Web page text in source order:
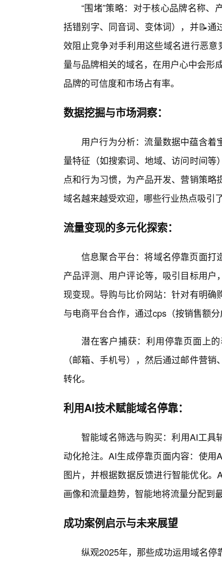
“围堵”策略：对于核心品牌名称
括错别字、同音词、变体词），并📝
效阻止竞争对手利用这些域名进行恶
量与品牌相关的域名，在用户心中会形
品牌的可信度和市场占有率。
数据挖掘与市场洞察：
用户行为分析：流量数据中蕴含
量特征（如搜索词、地域、访问时间
点和行为习惯，为产品开发、营销策
域名越来越受欢迎，哪些行业热点吸引
流量变现的多元化探索：
信息聚合平台：将域名停靠页面打
产品评测、用户评论等，吸引目标用
现变现。导购与比价网站：针对有明
与电商平台合作，通过cps（按销售额
潜在客户捕获：利用停靠页面上
（邮箱、手机号），然后通过邮件营
转化。
利用AI技术赋能域名停靠：
智能域名筛选与购买：利用AI工具
动化抢注。AI生成停靠页面内容：使
图片，并根据数据反馈进行智能优化
画像和流量趋势，智能地将流量分配到
成功案例启示与未来展望
纵观2025年，那些成功运用域名